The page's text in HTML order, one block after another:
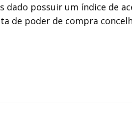
dado possuir um índice de
poder de compra